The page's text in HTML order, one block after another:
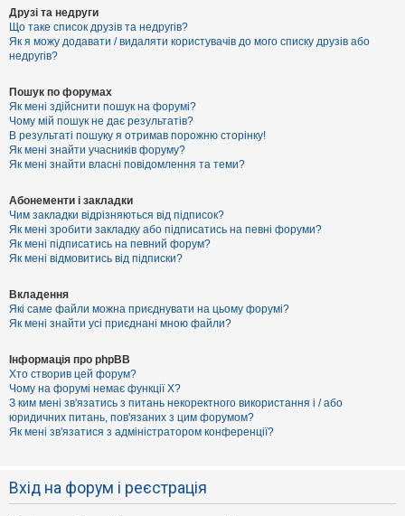
Друзі та недруги
Що таке список друзів та недругів?
Як я можу додавати / видаляти користувачів до мого списку друзів або
недругів?
Пошук по форумах
Як мені здійснити пошук на форумі?
Чому мій пошук не дає результатів?
В результаті пошуку я отримав порожню сторінку!
Як мені знайти учасників форуму?
Як мені знайти власні повідомлення та теми?
Абонементи і закладки
Чим закладки відрізняються від підписок?
Як мені зробити закладку або підписатись на певні форуми?
Як мені підписатись на певний форум?
Як мені відмовитись від підписки?
Вкладення
Які саме файли можна приєднувати на цьому форумі?
Як мені знайти усі приєднані мною файли?
Інформація про phpBB
Хто створив цей форум?
Чому на форумі немає функції X?
З ким мені зв'язатись з питань некоректного використання і / або
юридичних питань, пов'язаних з цим форумом?
Як мені зв'язатися з адміністратором конференції?
Вхід на форум і реєстрація